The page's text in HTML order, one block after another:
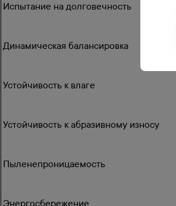
Испытание на долговечность
Динамическая балансировка
Устойчивость к влаге
Устойчивость к абразивному износу
Пыленепроницаемость
Энергосбережение